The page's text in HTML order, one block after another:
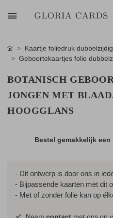
Kaartje foliedruk dubbelzijdig
Geboortekaartjes folie
BOTANISCH
JONGEN MET
HOOGGLANS
Bestel gemakkelijk
- Dit ontwerp is door ons in
- Bijpassende kaarten met dit
- Met of zonder folie kan op